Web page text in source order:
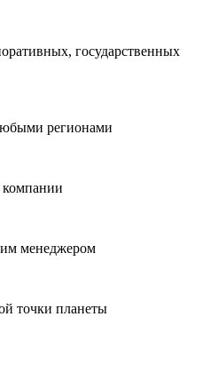
государственных
регионами
менеджером
точки планеты